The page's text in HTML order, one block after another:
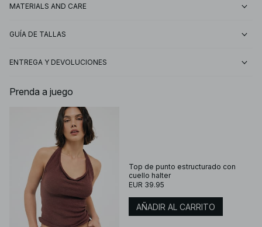
MATERIALS AND CARE
GUÍA DE TALLAS
ENTREGA Y DEVOLUCIONES
Prenda a juego
Top de punto estructurado con
cuello halter
EUR 39.95
AÑADIR AL CARRITO